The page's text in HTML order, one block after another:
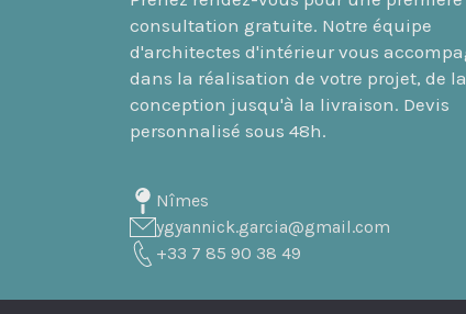
consultation gratuite. Notre équipe
d'architectes d'intérieur vous
dans la réalisation de votre projet, de la
conception jusqu'à la livraison. Devis
personnalisé sous 48h.
Nîmes
ygyannick.garcia@gmail.com
+33 7 85 90 38 49